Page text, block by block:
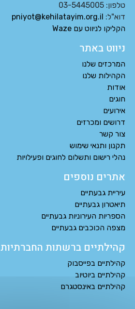
טלפון: 03-5445005
דוא"ל: pniyot@kehilatayim.org.il
הקליקו לניווט עם Waze
ניווט באתר
המרכזים שלנו
הקהילות שלנו
אודות
חוגים
אירועים
דרושים ומכרזים
צור קשר
תקנון ותנאי שימוש
נהלי רישום ותשלום לחוגים ופעילויות
אתרים נוספים
עיריית גבעתיים
תיאטרון גבעתיים
הספריות העירוניות גבעתיים
מצפה הכוכבים גבעתיים
קהילתיים ברשתות החברתיות
קהילתיים בפייסבוק
קהילתיים ביוטיוב
קהילתיים באינסטגרם